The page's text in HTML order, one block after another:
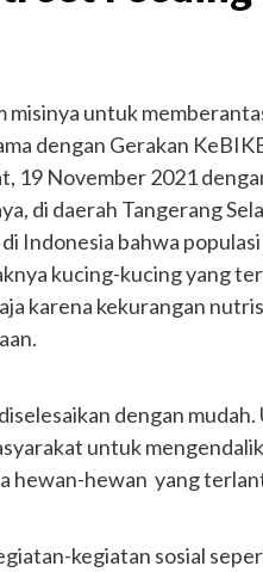
misinya untuk
dengan Gerakan
19 November 2021
di daerah Tangerang
Indonesia bahwa
kucing-kucing yang
karena kekurangan
dengan
untuk
hewan-hewan yang
kegiatan sosial